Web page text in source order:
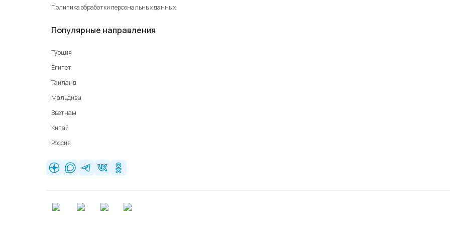
Политика обработки персональных данных
Популярные направления
Турция
Египет
Таиланд
Мальдивы
Вьетнам
Китай
Россия